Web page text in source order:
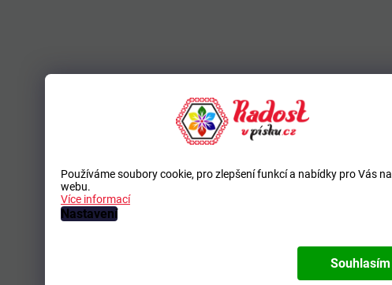
Používáme soubory cookie, pro zlepšení funkcí a nabídky pro Vás na
webu.
Více informací
Nastavení
Souhlasím